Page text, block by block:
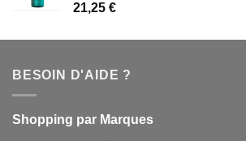
21,25 €
BESOIN D'AIDE ?
Shopping par Marques